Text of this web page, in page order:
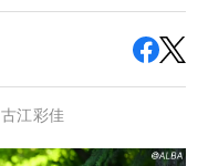
古江彩佳